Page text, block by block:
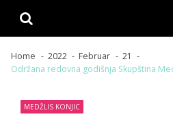
Home 2022 Februar
21
Održana redovna godišnja Skupština
MEDŽLIS KONJIC